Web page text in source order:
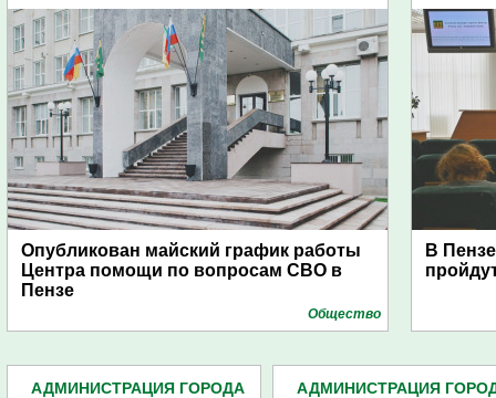
Опубликован майский график работы
Центра помощи по вопросам СВО в
Пензе
Общество
В
АДМИНИСТРАЦИЯ ГОРОДА
АДМИНИСТРАЦИЯ